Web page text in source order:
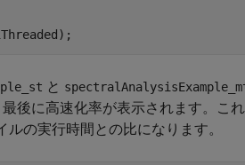
と
後に高速化率が表示されます。こ
の実行時間との比になります。